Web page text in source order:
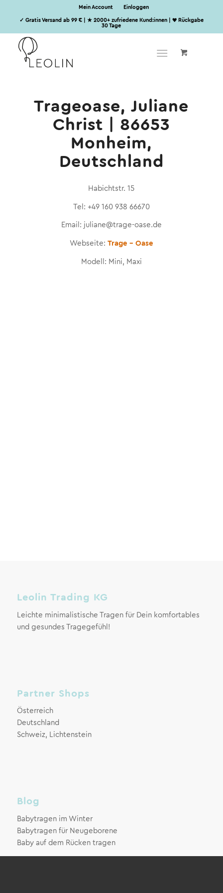
Mein Account Einloggen
✓ Gratis Versand ab 99 € | ★ 2000+ zufriedene Kund:innen | ♥ Rückgabe
30 Tage
Trageoase, Juliane
Christ | 86653
Monheim,
Deutschland
Habichtstr. 15
Tel: +49 160 938 66670
Email: juliane@trage-oase.de
Webseite: Trage – Oase
Modell: Mini, Maxi
Leolin Trading KG
Leichte minimalistische Tragen für Dein komfortables
und gesundes Tragegefühl!
Partner Shops
Österreich
Deutschland
Schweiz, Lichtenstein
Blog
Babytragen im Winter
Babytragen für Neugeborene
Baby auf dem Rücken tragen